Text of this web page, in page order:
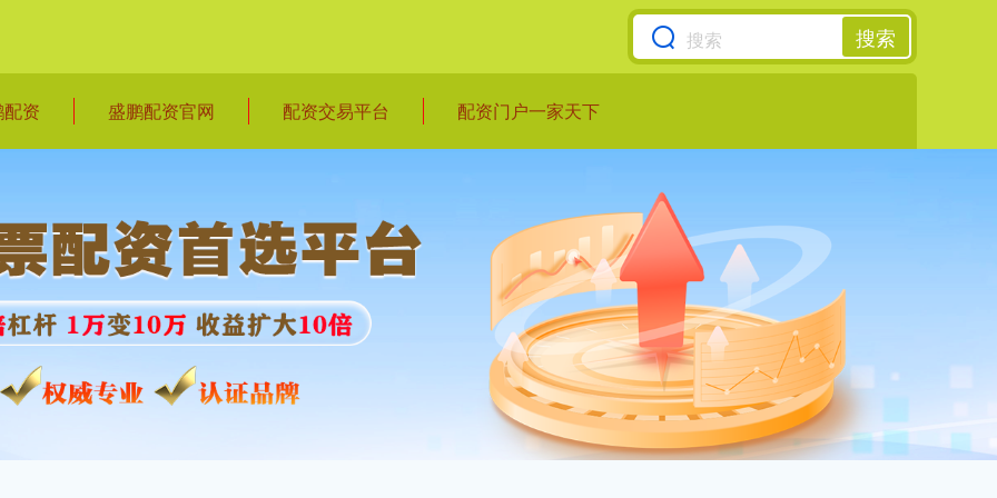
搜索
资 盛鹏配资官网 配资交易平台 配资门户一家天下